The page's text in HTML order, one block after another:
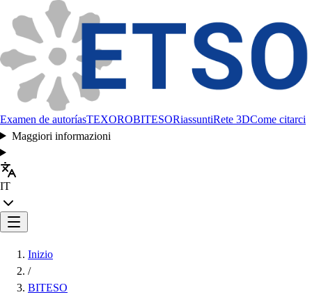
Examen de autoríasTEXOROBITESORiassuntiRete 3DCome citarci
Maggiori informazioni
IT
Inizio
/
BITESO